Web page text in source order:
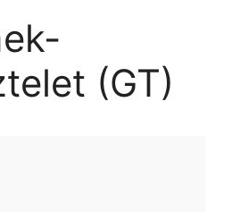
(GT)